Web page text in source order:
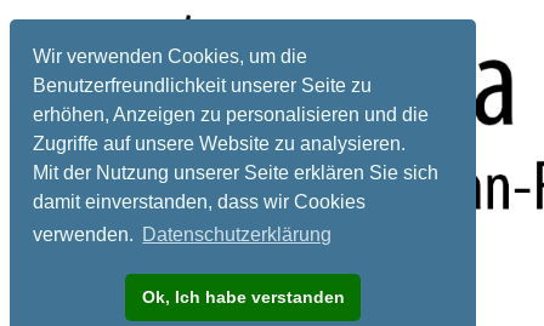
Wir verwenden Cookies, um die
Benutzerfreundlichkeit unserer Seite zu
erhöhen, Anzeigen zu personalisieren und die
Zugriffe auf unsere Website zu analysieren.
Mit der Nutzung unserer Seite erklären Sie sich
damit einverstanden, dass wir Cookies
verwenden. Datenschutzerklärung
Ok, Ich habe verstanden
Registrieren